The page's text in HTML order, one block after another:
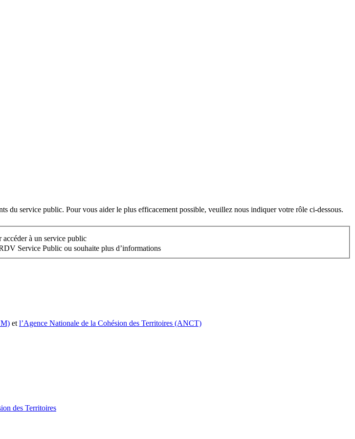
du service public. Pour vous aider le plus efficacement possible, veuillez nous indiquer votre rôle ci-dessous.
à un service public
Service Public ou souhaite plus d’informations
etl’Agence Nationale de la Cohésion des Territoires (ANCT)